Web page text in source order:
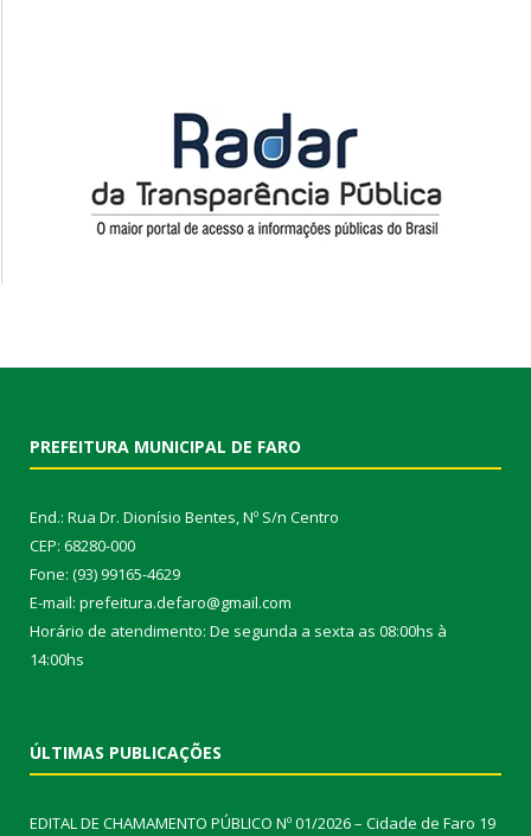
PREFEITURA MUNICIPAL DE FARO
End.: Rua Dr. Dionísio Bentes, Nº S/n Centro
CEP: 68280-000
Fone: (93) 99165-4629
E-mail: prefeitura.defaro@gmail.com
Horário de atendimento: De segunda a sexta as 08:00hs à
14:00hs
ÚLTIMAS PUBLICAÇÕES
EDITAL DE CHAMAMENTO PÚBLICO Nº 01/2026 – Cidade de Faro 19